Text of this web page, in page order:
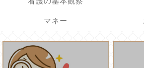
マネー